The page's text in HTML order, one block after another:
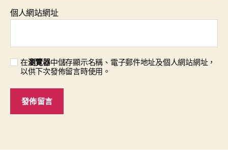
個人網站網址
在瀏覽器中儲存顯示名稱、電子郵件地址及個人網站網址，
以供下次發佈留言時使用。